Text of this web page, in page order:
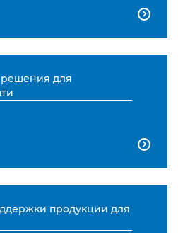

для

продукции для